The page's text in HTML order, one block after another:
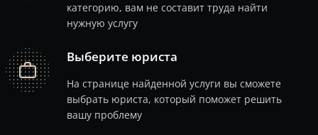
категорию, вам не составит труда найти
нужную услугу
job
Выберите юриста
На странице найденной услуги вы сможете
выбрать юриста, который поможет решить
вашу проблему